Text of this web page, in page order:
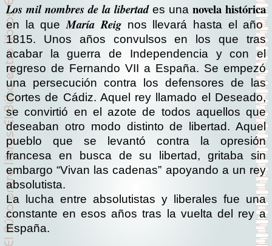
Los mil nombres de la libertades una novela histórica
en la queMaría Reignos llevará hasta el año
1815. Unos años convulsos en los que tras
acabar la guerra de Independencia y con el
regreso de Fernando VII a España. Se empezó
una persecución contra los defensores de las
Cortes de Cádiz. Aquel rey llamado el Deseado,
se convirtió en el azote de todos aquellos que
deseaban otro modo distinto de libertad. Aquel
pueblo que se levantó contra la opresión
francesa en busca de su libertad, gritaba sin
embargo “Vivan las cadenas” apoyando a un rey
absolutista.
La lucha entre absolutistas y liberales fue una
constante en esos años tras la vuelta del rey a
España.